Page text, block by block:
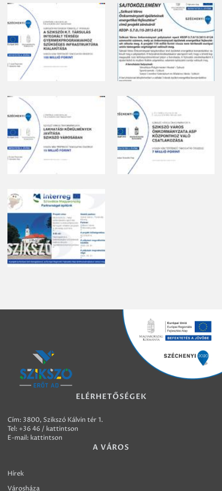
ELÉRHETŐSÉGEK
Cím: 3800, Szikszó Kálvin tér 1.
Tel: +36 46 / kattintson
E-mail: kattintson
A VÁROS
Hírek
Városháza